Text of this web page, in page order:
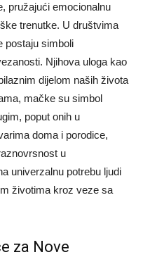
pružajući emocionalnu
trenutke. U društvima
postaju simboli
Njihova uloga kao
dijelom naših života
mačke su simbol
poput onih u
doma i porodice,
u
univerzalnu potrebu ljudi
životima kroz veze sa
za Nove